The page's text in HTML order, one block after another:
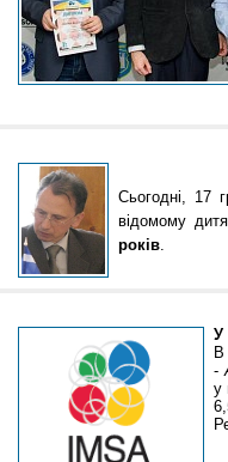
Сьогодні, 17
відомому
років
У
В
-
у